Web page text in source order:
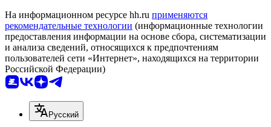
На информационном ресурсе hh.ru применяются
рекомендательные технологии (информационные технологии
предоставления информации на основе сбора, систематизации
и анализа сведений, относящихся к предпочтениям
пользователей сети «Интернет», находящихся на территории
Российской Федерации)
Русский